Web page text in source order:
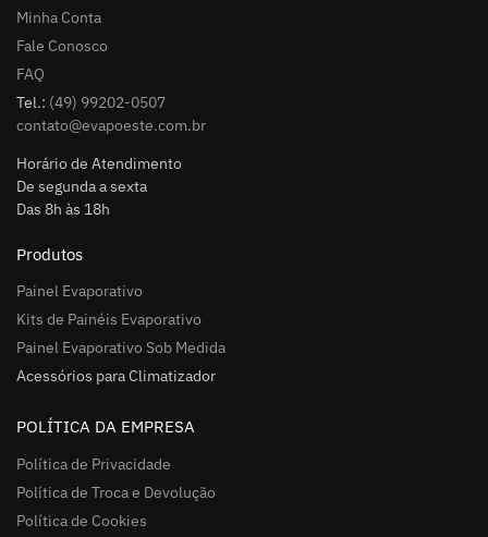
Minha Conta
Fale Conosco
FAQ
Tel.: (49) 99202-0507
contato@evapoeste.com.br
Horário de Atendimento
De segunda a sexta
Das 8h às 18h
Produtos
Painel Evaporativo
Kits de Painéis Evaporativo
Painel Evaporativo Sob Medida
Acessórios para Climatizador
POLÍTICA DA EMPRESA
Política de Privacidade
Política de Troca e Devolução
Política de Cookies